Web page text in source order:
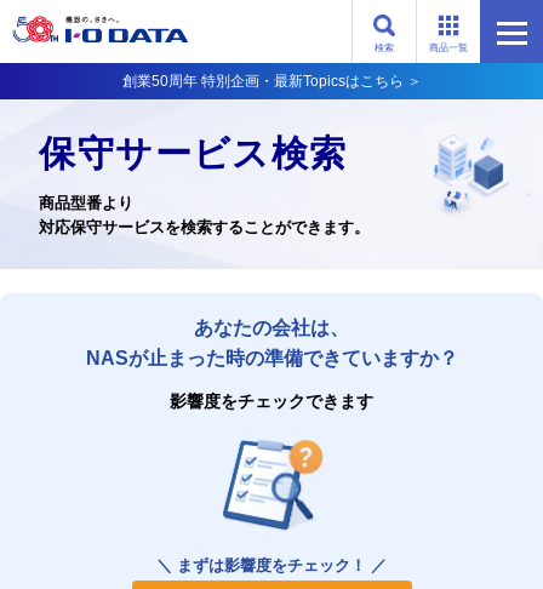
商品一覧
検索
創業50周年 特別企画・最新Topicsはこちら ＞
保守サービス検索
商品型番より
対応保守サービスを検索することができます。
あなたの会社は、
NASが止まった時の準備できていますか？
影響度をチェックできます
＼ まずは影響度をチェック！ ／